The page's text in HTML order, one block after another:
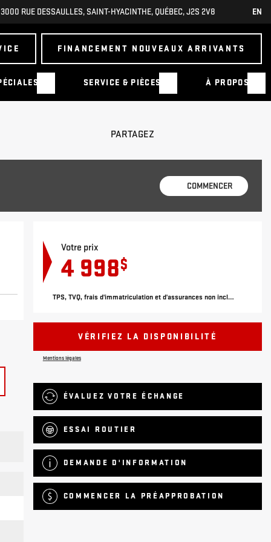
3000 RUE DESSAULLES, SAINT-HYACINTHE, QUÉBEC,J2S 2V8 EN
FINANCEMENT NOUVEAUX ARRIVANTS
SERVICE & PIÈCES À PROPOS
PARTAGEZ
COMMENCER
Votre prix
4 998$
TPS, TVQ, frais d'immatriculation et d'assurances non inclus.
VÉRIFIEZ LA DISPONIBILITÉ
Mentions légales
ÉVALUEZ VOTRE ÉCHANGE
ESSAI ROUTIER
DEMANDE D'INFORMATION
COMMENCER LA PRÉAPPROBATION